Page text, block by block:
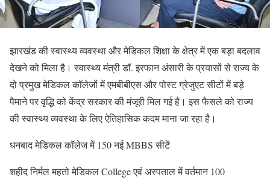
झारखंड की स्वास्थ्य व्यवस्था और मेडिकल शिक्षा के क्षेत्र में एक बड़ा बदलाव
देखने को मिला है। स्वास्थ्य मंत्री डॉ. इरफान अंसारी के प्रयासों से राज्य के
दो प्रमुख मेडिकल कॉलेजों में एमबीबीएस और पोस्ट ग्रेजुएट सीटों में बड़े
पैमाने पर वृद्धि को केंद्र सरकार की मंजूरी मिल गई है। इस फैसले को राज्य
की स्वास्थ्य व्यवस्था के लिए ऐतिहासिक कदम माना जा रहा है।
धनबाद मेडिकल कॉलेज में 150 नई MBBS सीटें
शहीद निर्मल महतो मेडिकल College एवं अस्पताल में वर्तमान 100